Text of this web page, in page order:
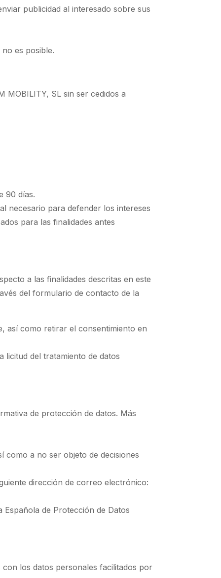
publicidad al interesado sobre sus
es posible.
MOBILITY, SL sin ser cedidos a
90 días.
necesario para defender los intereses
para las finalidades antes
a las finalidades descritas en este
del formulario de contacto de la
así como retirar el consentimiento en
licitud del tratamiento de datos
de protección de datos. Más
como a no ser objeto de decisiones
dirección de correo electrónico:
Española de Protección de Datos
los datos personales facilitados por